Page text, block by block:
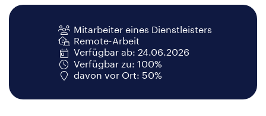
Mitarbeiter eines Dienstleisters
Remote-Arbeit
Verfügbar ab: 24.06.2026
Verfügbar zu: 100%
davon vor Ort: 50%